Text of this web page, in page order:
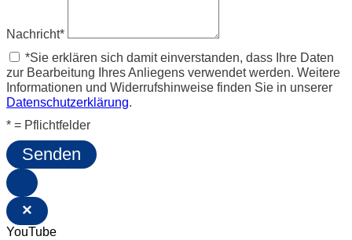
Nachricht*
*Sie erklären sich damit einverstanden, dass Ihre Daten
zur Bearbeitung Ihres Anliegens verwendet werden. Weitere
Informationen und Widerrufshinweise finden Sie in unserer
Datenschutzerklärung.
* = Pflichtfelder
Senden
×
YouTube